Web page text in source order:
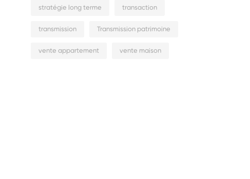
stratégie long terme transaction
transmission Transmission patrimoine
vente appartement vente maison